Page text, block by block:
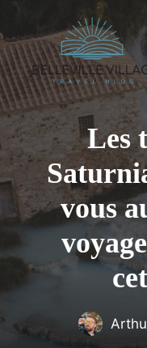
au
contenu
Les
vous